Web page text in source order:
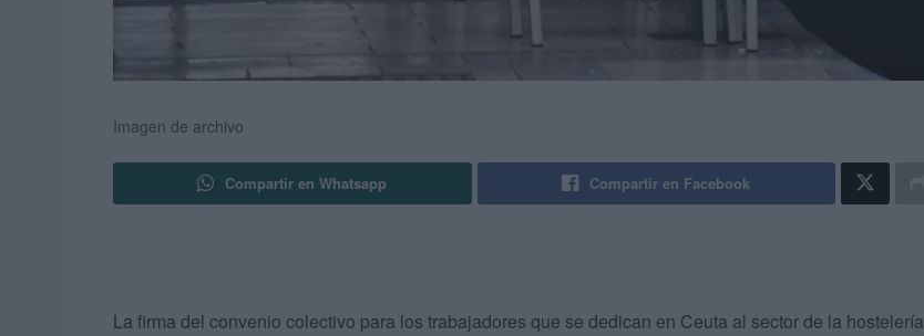
Imagen de archivo
Compartir en Whatsapp Compartir en Facebook
La firma del convenio colectivo para los trabajadores que se dedican en Ceuta al sector de la hostelería